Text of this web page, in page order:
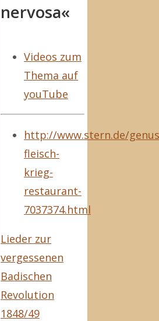
nervosa«
Videos zum
Thema auf
youTube
http://www.stern.de/
fleisch-
krieg-
restaurant-
7037374.html
Lieder zur
vergessenen
Badischen
Revolution
1848/49